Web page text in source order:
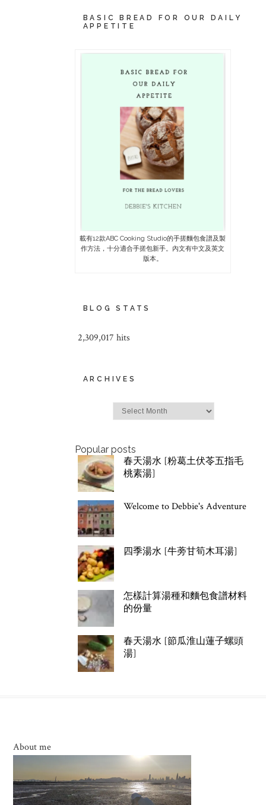
BASIC BREAD FOR OUR DAILY
APPETITE
載有12款ABC Cooking Studio的手搓麵包食譜及製
作方法，十分適合手搓包新手。內文有中文及英文
版本。
BLOG STATS
2,309,017 hits
ARCHIVES
Popular posts
春天湯水 [粉葛土伏苓五指毛
桃素湯]
Welcome to Debbie's Adventure
四季湯水 [牛蒡甘筍木耳湯]
怎樣計算湯種和麵包食譜材料
的份量
春天湯水 [節瓜淮山蓮子螺頭
湯]
About me